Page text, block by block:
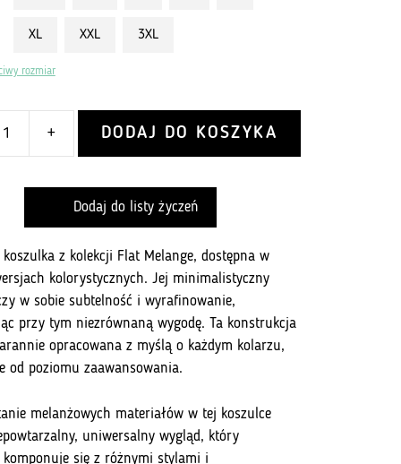
XL XXL 3XL
rozmiar
+ DODAJ DO KOSZYKA
Dodaj do listy życzeń
koszulka z kolekcji Flat Melange, dostępna w
kolorystycznych. Jej minimalistyczny
w sobie subtelność i wyrafinowanie,
przy tym niezrównaną wygodę. Ta konstrukcja
opracowana z myślą o każdym kolarzu,
od poziomu zaawansowania.
melanżowych materiałów w tej koszulce
uniwersalny wygląd, który
komponuje się z różnymi stylami i